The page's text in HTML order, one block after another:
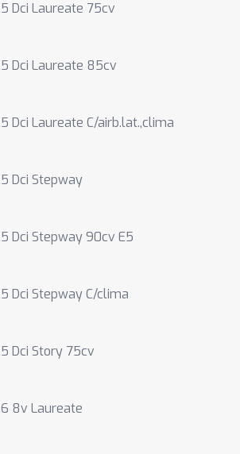
Dci Laureate 75cv
Dci Laureate 85cv
Dci Laureate C/airb.lat.,clima
Dci Stepway
Dci Stepway 90cv E5
Dci Stepway C/clima
Dci Story 75cv
8v Laureate